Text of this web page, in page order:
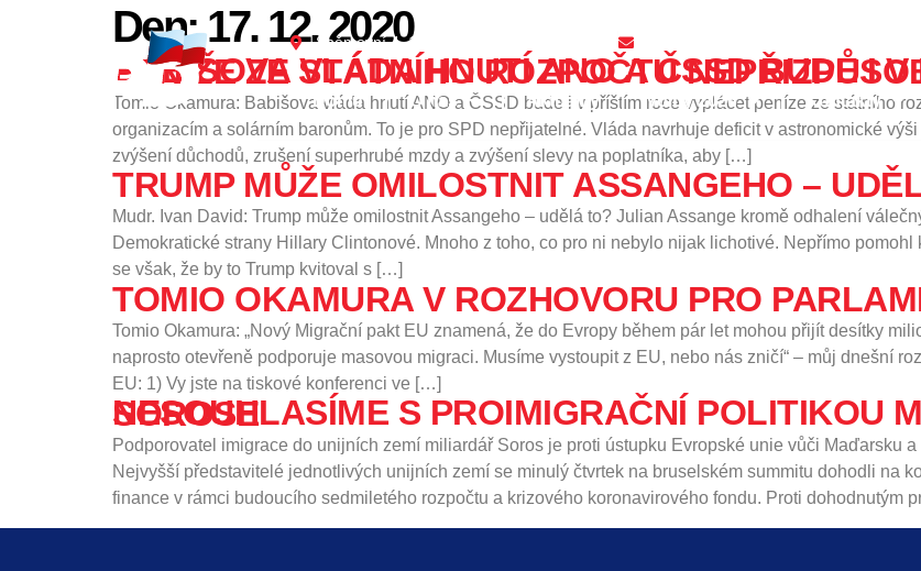
Sněmovní 4, 118 26 Praha 1 – Malá Strana
Domů O nás Aktuality Volby 2026 Kontakty
Den:17. 12. 2020
BABIŠOVA VLÁDA HNUTÍ ANO A ČSSD BUDE I V PŘÍŠTÍM ROCE VYPLÁCET PENÍZE ZE STÁTNÍHO ROZPOČTU
Tomio Okamura: Babišova vláda hnutí ANO a ČSSD bude i v příštím roce vyplácet peníze ze státního
organizacím a solárním baronům. To je pro SPD nepřijatelné. Vláda navrhuje deficit v astronomické
zvýšení důchodů, zrušení superhrubé mzdy a zvýšení slevy na poplatníka, aby […]
TRUMP MŮŽE OMILOSTNIT ASSANGEHO –
Mudr. Ivan David: Trump může omilostnit Assangeho – udělá to? Julian Assange kromě odhalení
Demokratické strany Hillary Clintonové. Mnoho z toho, co pro ni nebylo nijak lichotivé. Nepřímo
se však, že by to Trump kvitoval s […]
TOMIO OKAMURA V ROZHOVORU PRO
Tomio Okamura: „Nový Migrační pakt EU znamená, že do Evropy během pár let mohou přijít desítky
naprosto otevřeně podporuje masovou migraci. Musíme vystoupit z EU, nebo nás zničí“ – můj dnešní
EU: 1) Vy jste na tiskové konferenci ve […]
NESOUHLASÍME S PROIMIGRAČNÍ POLITIKOU MILIARDÁŘE GEORGE SOROSE
Podporovatel imigrace do unijních zemí miliardář Soros je proti ústupku Evropské unie vůči Maďarsku
Nejvyšší představitelé jednotlivých unijních zemí se minulý čtvrtek na bruselském summitu dohodli na
finance v rámci budoucího sedmiletého rozpočtu a krizového koronavirového fondu. Proti dohodnutým